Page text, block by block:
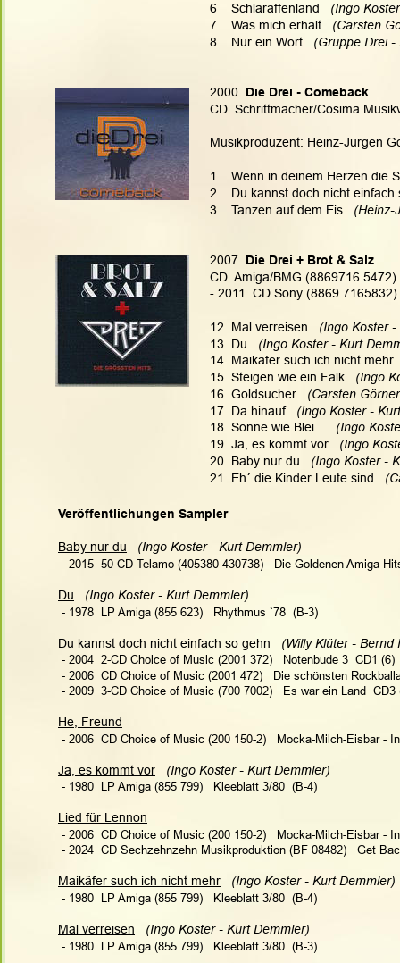
Veröffentlichungen Sampler
Baby nur du
  (Ingo Koster - Kurt Demmler)
- 2015  50-CD Telamo (405380 430738)   Die Goldenen Amiga
Du
(Ingo Koster - Kurt Demmler)
- 1978  LP Amiga (855 623)   Rhythmus `78  (B-3)
Du kannst doch nicht einfach so gehn
(Willy Klüter - Bernd
- 2004  2-CD Choice of Music (2001 372)   Notenbude 3  CD1 (6)
- 2006  CD Choice of Music (2001 472)   Die schönsten
- 2009  3-CD Choice of Music (700 7002)   Es war ein Land  CD3
He, Freund
- 2006  CD Choice of Music (200 150-2)   Mocka-Milch-Eisbar -
Ja, es kommt vor
(Ingo Koster - Kurt Demmler)
- 1980  LP Amiga (855 799)   Kleeblatt 3/80  (B-4)
Lied für Lennon
- 2006  CD Choice of Music (200 150-2)   Mocka-Milch-Eisbar -
- 2024  CD Sechzehnzehn Musikproduktion (BF 08482)   Get
Maikäfer such ich nicht mehr
(Ingo Koster - Kurt Demmler)
- 1980  LP Amiga (855 799)   Kleeblatt 3/80  (B-4)
Mal verreisen
(Ingo Koster - Kurt Demmler)
- 1980  LP Amiga (855 799)   Kleeblatt 3/80  (B-3)
6    Schlaraffenland
(Ingo
7    Was mich erhält (Carsten
8    Nur ein Wort (Gruppe Drei
2000
  Die Drei - Comeback
CD  Schrittmacher/Cosima
Musikproduzent: Heinz-Jürgen
1    Wenn in deinem Herzen
2    Du kannst doch nicht
3    Tanzen auf dem Eis (Heinz-
2007
  Die Drei + Brot & Salz
CD  Amiga/BMG (8869716
- 2011  CD Sony (8869 7165832)
12  Mal verreisen
(Ingo Koster
13  Du
(Ingo Koster - Kurt
14  Maikäfer such ich nicht
15  Steigen wie ein Falk
(Ingo
16  Goldsucher
(Carsten
17  Da hinauf
(Ingo Koster -
18  Sonne wie Blei (Ingo
19  Ja, es kommt vor (Ingo
20  Baby nur du (Ingo Koster -
21  Eh´ die Kinder Leute sind